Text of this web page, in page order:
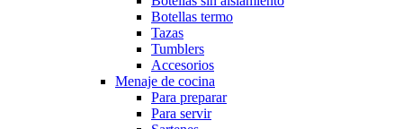
Botellas termo
Tazas
Tumblers
Accesorios
Menaje de cocina
Para preparar
Para servir